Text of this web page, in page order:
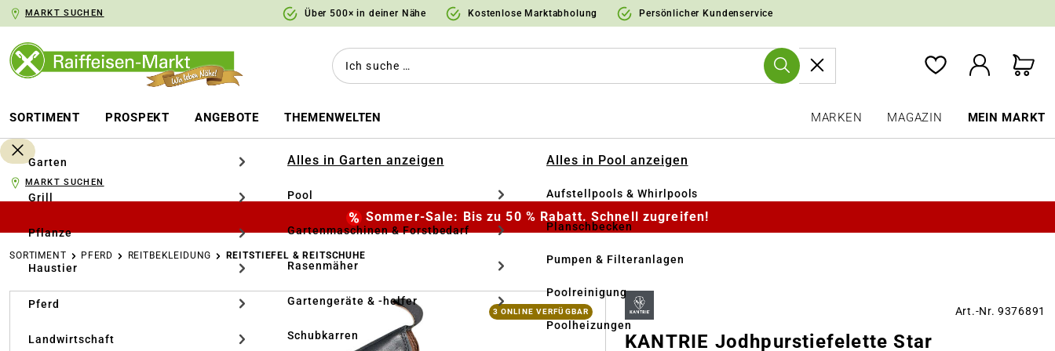
Zur Hauptnavigation springen
MARKT SUCHEN Über 500× in deiner Nähe Kostenlose Marktabholung Persönlicher Kundenservice
SORTIMENT PROSPEKT ANGEBOTE THEMENWELTEN MARKEN MAGAZIN MEIN MARKT
Garten
Grill
Pflanze
Haustier
Pferd
Landwirtschaft
Alles in Garten anzeigen
Pool
Gartenmaschinen & Forstbedarf
Rasenmäher
Gartengeräte & -helfer
Schubkarren
Alles in Pool anzeigen
Aufstellpools & Whirlpools
Planschbecken
Pumpen & Filteranlagen
Poolreinigung
Poolheizungen
MARKT SUCHEN
Sommer-Sale: Bis zu 50 % Rabatt. Schnell zugreifen!
SORTIMENT PFERD REITBEKLEIDUNG REITSTIEFEL & REITSCHUHE
Bildergalerie überspringen
3 ONLINE VERFÜGBAR Art.-Nr. 9376891
KANTRIE Jodhpurstiefelette Star